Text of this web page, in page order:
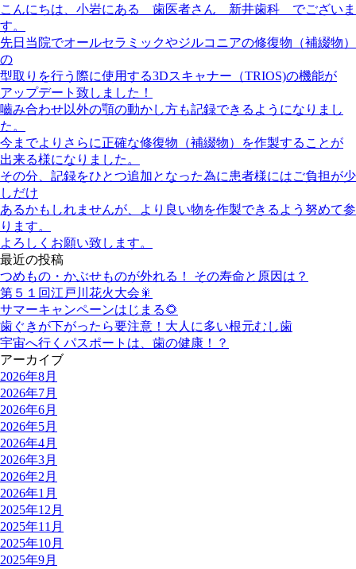
こんにちは、小岩にある 歯医者さん 新井歯科 でございま
す。
先日当院でオールセラミックやジルコニアの修復物（補綴物）
の
型取りを行う際に使用する3Dスキャナー（TRIOS)の機能が
アップデート致しました！
嚙み合わせ以外の顎の動かし方も記録できるようになりまし
た。
今までよりさらに正確な修復物（補綴物）を作製することが
出来る様になりました。
その分、記録をひとつ追加となった為に患者様にはご負担が少
しだけ
あるかもしれませんが、より良い物を作製できるよう努めて参
ります。
よろしくお願い致します。
最近の投稿
つめもの・かぶせものが外れる！ その寿命と原因は？
第５１回江戸川花火大会🎇
サマーキャンペーンはじまる🌻
歯ぐきが下がったら要注意！大人に多い根元むし歯
宇宙へ行くパスポートは、歯の健康！？
アーカイブ
2026年8月
2026年7月
2026年6月
2026年5月
2026年4月
2026年3月
2026年2月
2026年1月
2025年12月
2025年11月
2025年10月
2025年9月